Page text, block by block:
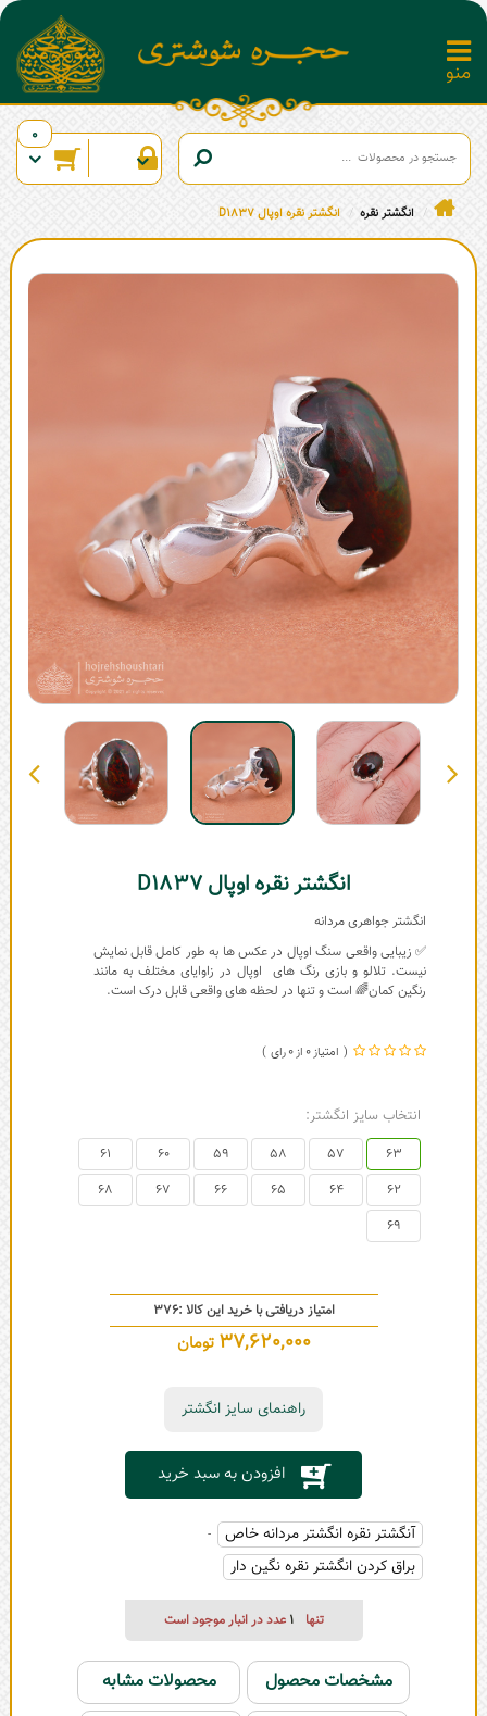
0
انگشتر نقره انگشتر نقره اوپال D1837
انگشتر نقره اوپال D1837
انگشتر جواهری مردانه
✅ زیبایی واقعی سنگ اوپال در عکس ها به طور کامل قابل نمایش
نیست. تلالو و بازی رنگ های اوپال در زاوایای مختلف به مانند
رنگین کمان🌈 است و تنها در لحظه های واقعی قابل درک است.
0
0
انتخاب سایز انگشتر:
63
57
58
59
60
61
62
64
65
66
67
68
69
امتیاز دریافتی با خرید این کالا :376
37,620,000 تومان
راهنمای سایز انگشتر
افزودن به سبد خرید
آنگشتر نقره انگشتر مردانه خاص -
براق کردن انگشتر نقره نگین دار
تنها 1 عدد در انبار موجود است
مشخصات محصول
محصولات مشابه